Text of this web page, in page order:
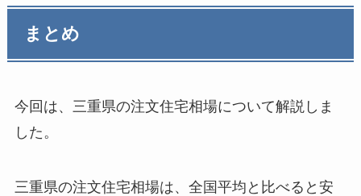
まとめ
今回は、三重県の注文住宅相場について解説しま
した。
三重県の注文住宅相場は、全国平均と比べると安